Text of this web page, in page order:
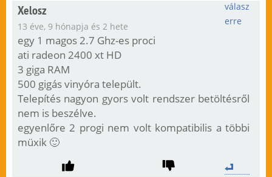
válasz
erre
Xelosz
13 éve, 9 hónapja és 2 hete
egy 1 magos 2.7 Ghz-es proci
ati radeon 2400 xt HD
3 giga RAM
500 gigás vinyóra települt.
Telepítés nagyon gyors volt rendszer betöltésről
nem is beszélve.
egyenlőre 2 progi nem volt kompatibilis a többi
müxik 🙂